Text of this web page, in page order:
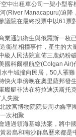
中出租車公司一架小型
(River Manacapuru)迫降
議院在最終投票中以61票
通訊衛生與俄羅斯一枚
衛星相撞事件，產生的
級人民法院宣佈三鹿奶粉
國科爾根航空(Colgan Air)
牛城撞向民居，50人罹難
快火車傍晚在奧里薩邦發
艇非法在符拉迪沃斯托
失蹤
故宮博物院院長周功鑫率
次相聚
通過領海基線法案，將中
岩島和南沙群島歷來都